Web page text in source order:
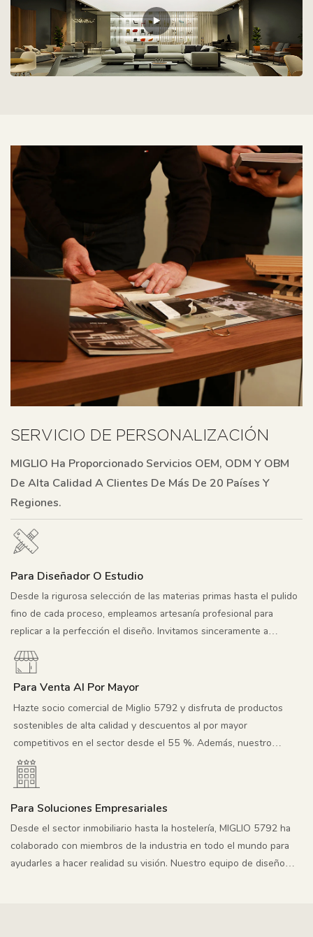
SERVICIO DE PERSONALIZACIÓN
MIGLIO Ha Proporcionado Servicios OEM, ODM Y OBM
De Alta Calidad A Clientes De Más De 20 Países Y
Regiones.
Para Diseñador O Estudio
Desde la rigurosa selección de las materias primas hasta el pulido
fino de cada proceso, empleamos artesanía profesional para
replicar a la perfección el diseño. Invitamos sinceramente a
diseñadores y estudios a colaborar, y colaboraremos plenamente
en la implementación creativa, la producción precisa de muestras y
el intercambio de información para que nuestras obras lleguen al
mercado. Esperamos trabajar juntos para lograr un beneficio
Para Venta Al Por Mayor
Hazte socio comercial de Miglio 5792 y disfruta de productos
sostenibles de alta calidad y descuentos al por mayor
competitivos en el sector desde el 55 %. Además, nuestro
equipo profesional de promoción en medios crea imágenes y
vídeos creativos para dar mayor visibilidad a tu proyecto.
Para Soluciones Empresariales
Desde el sector inmobiliario hasta la hostelería, MIGLIO 5792 ha
colaborado con miembros de la industria en todo el mundo para
ayudarles a hacer realidad su visión. Nuestro equipo de diseño